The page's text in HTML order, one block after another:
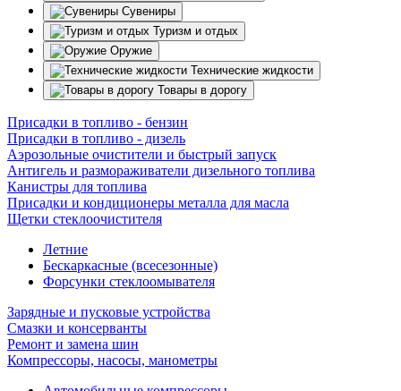
Сувениры
Туризм и отдых
Оружие
Технические жидкости
Товары в дорогу
Присадки в топливо - бензин
Присадки в топливо - дизель
Аэрозольные очистители и быстрый запуск
Антигель и размораживатели дизельного топлива
Канистры для топлива
Присадки и кондиционеры металла для масла
Щетки стеклоочистителя
Летние
Бескаркасные (всесезонные)
Форсунки стеклоомывателя
Зарядные и пусковые устройства
Смазки и консерванты
Ремонт и замена шин
Компрессоры, насосы, манометры